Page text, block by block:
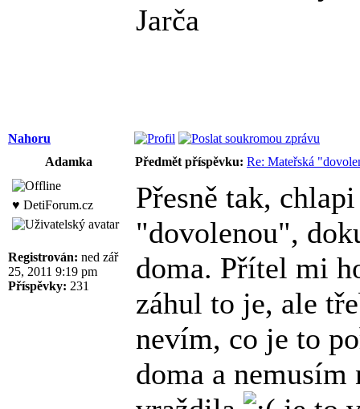
Jarča
Nahoru
Adamka
Předmět příspěvku: Re: Mateřská
♥ DetiForum.cz
Registrován: ned zář
25, 2011 9:19 pm
Příspěvky: 231
Přesně tak,
"dovolenou",
doma. Přítel mi
záhul to je, ale
nevím, co je to
doma a